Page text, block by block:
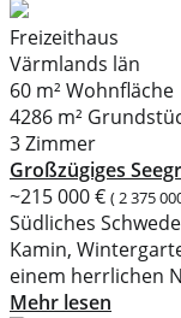
Freizeithaus
Värmlands län
60 m² Wohnfläche
4286 m²
3 Zimmer
Großzügiges
~215 000 € ( 2 375
Südliches
Kamin,
einem herrlichen
Mehr lesen